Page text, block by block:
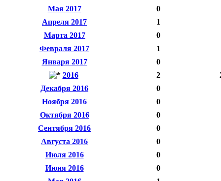
Мая 2017
0
Апреля 2017
1
Марта 2017
0
Февраля 2017
1
Января 2017
0
2016
2
Декабря 2016
0
Ноября 2016
0
Октября 2016
0
Сентября 2016
0
Августа 2016
0
Июля 2016
0
Июня 2016
0